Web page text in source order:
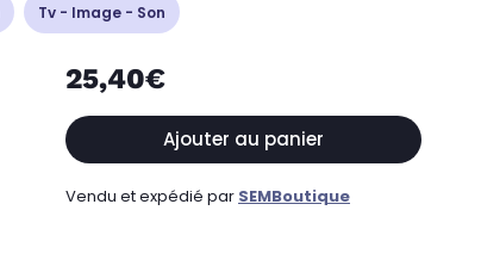
Tv - Image - Son
25,40€
Ajouter au panier
Vendu et expédié par SEMBoutique